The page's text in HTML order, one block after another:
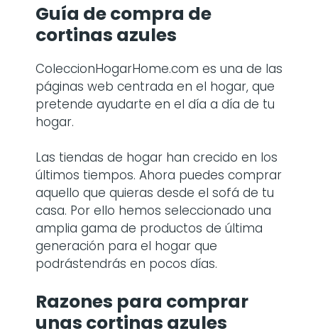
Guía de compra de
cortinas azules
ColeccionHogarHome.com es una de las
páginas web centrada en el hogar, que
pretende ayudarte en el día a día de tu
hogar.
Las tiendas de hogar han crecido en los
últimos tiempos. Ahora puedes comprar
aquello que quieras desde el sofá de tu
casa. Por ello hemos seleccionado una
amplia gama de productos de última
generación para el hogar que
podrástendrás en pocos días.
Razones para comprar
unas cortinas azules